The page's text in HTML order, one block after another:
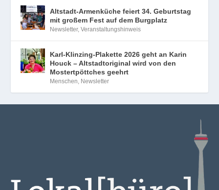
Altstadt-Armenküche feiert 34. Geburtstag
mit großem Fest auf dem Burgplatz
Newsletter,Veranstaltungshinweis
Karl-Klinzing-Plakette 2026 geht an Karin
Houck – Altstadtoriginal wird von den
Mostertpöttches geehrt
Menschen, Newsletter